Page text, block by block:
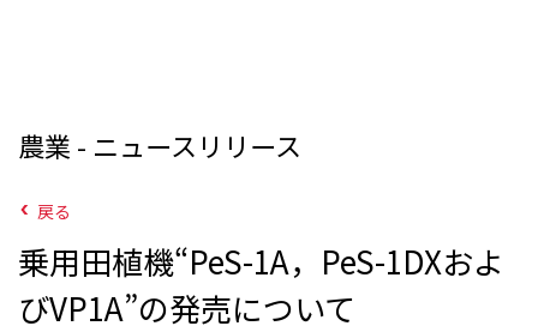
農業 - ニュースリリース
戻る
乗用田植機“PeS-1A，PeS-1DXおよ
びVP1A”の発売について